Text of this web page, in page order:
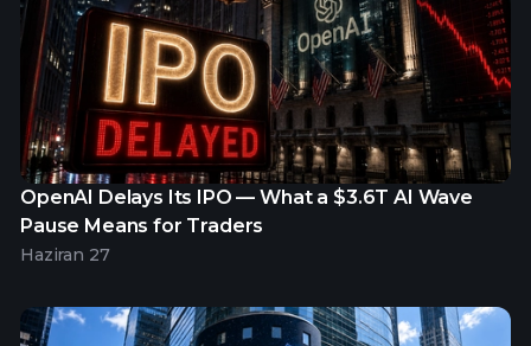
OpenAI Delays Its IPO — What a $3.6T AI Wave
Pause Means for Traders
Haziran 27